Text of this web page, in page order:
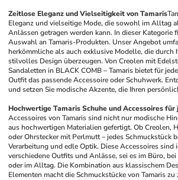
Zeitlose Eleganz und Vielseitigkeit von Tamaris
Eleganz und vielseitige Mode, die sowohl im Alltag
Anlässen getragen werden kann. In dieser Kategorie
Auswahl an Tamaris-Produkten. Unser Angebot
herkömmliche als auch exklusive Modelle, die durch
stilvolles Design überzeugen. Von Creolen mit
Sandaletten in BLACK COMB – Tamaris bietet für
Outfit das passende Accessoire oder Schuhwerk.
und setzen Sie modische Akzente, die Ihren
Hochwertige Tamaris Schuhe und Accessoires für
Accessoires von Tamaris sind nicht nur modische
aus hochwertigen Materialien gefertigt. Ob Creolen,
oder Ohrstecker mit Perlmutt – jedes Schmuckstück
Verarbeitung und edle Optik. Diese Accessoires sind
verschiedene Outfits und Anlässe, sei es im Büro,
oder im Alltag. Die Kombination aus klassischem
Elementen macht die Schmuckstücke von Tamaris